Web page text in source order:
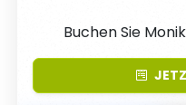
Buchen Sie